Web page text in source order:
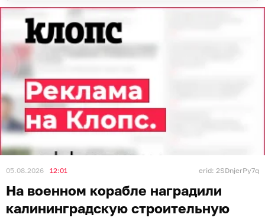
05.08.2026 12:01 erid: 2SDnjerPy7q
На военном корабле наградили
калининградскую строительную